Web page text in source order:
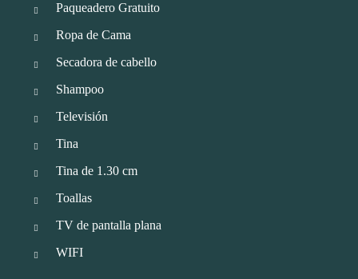
Paqueadero Gratuito
Ropa de Cama
Secadora de cabello
Shampoo
Televisión
Tina
Tina de 1.30 cm
Toallas
TV de pantalla plana
WIFI